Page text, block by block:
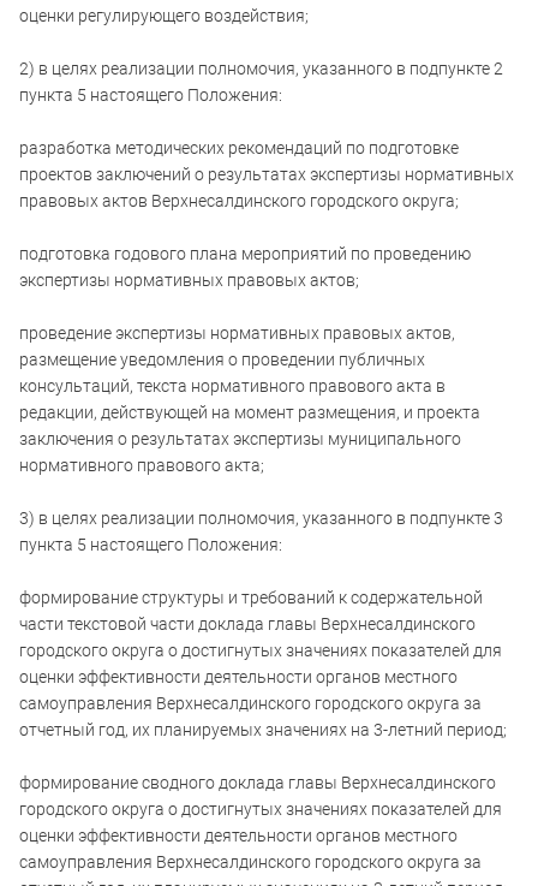
оценки регулирующего воздействия;
2) в целях реализации полномочия, указанного в подпункте 2
пункта 5 настоящего Положения:
разработка методических рекомендаций по подготовке
проектов заключений о результатах экспертизы нормативных
правовых актов Верхнесалдинского городского округа;
подготовка годового плана мероприятий по проведению
экспертизы нормативных правовых актов;
проведение экспертизы нормативных правовых актов,
размещение уведомления о проведении публичных
консультаций, текста нормативного правового акта в
редакции, действующей на момент размещения, и проекта
заключения о результатах экспертизы муниципального
нормативного правового акта;
3) в целях реализации полномочия, указанного в подпункте 3
пункта 5 настоящего Положения:
формирование структуры и требований к содержательной
части текстовой части доклада главы Верхнесалдинского
городского округа о достигнутых значениях показателей для
оценки эффективности деятельности органов местного
самоуправления Верхнесалдинского городского округа за
отчетный год, их планируемых значениях на 3-летний период;
формирование сводного доклада главы Верхнесалдинского
городского округа о достигнутых значениях показателей для
оценки эффективности деятельности органов местного
самоуправления Верхнесалдинского городского округа за